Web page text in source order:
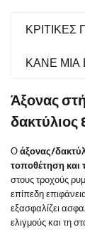
ΚΆΝΕ
Άξονας
δακτύλιος
Οάξονας/
τοποθέτηση και
στους τροχούς
επίπεδη
εξασφαλίζει
ελιγμούς και τη